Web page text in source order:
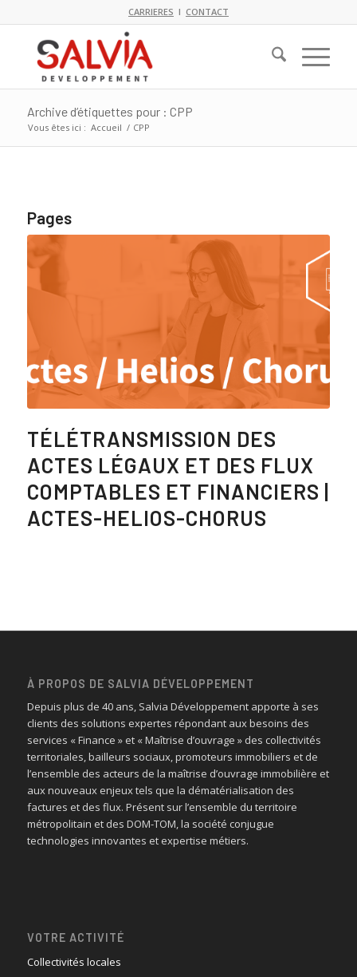
CARRIERES I CONTACT
Archive d’étiquettes pour : CPP
Vous êtes ici : Accueil / CPP
Pages
TÉLÉTRANSMISSION DES
ACTES LÉGAUX ET DES FLUX
COMPTABLES ET FINANCIERS |
ACTES-HELIOS-CHORUS
À PROPOS DE SALVIA DÉVELOPPEMENT
Depuis plus de 40 ans, Salvia Développement apporte à ses
clients des solutions expertes répondant aux besoins des
services « Finance » et « Maîtrise d’ouvrage » des collectivités
territoriales, bailleurs sociaux, promoteurs immobiliers et de
l’ensemble des acteurs de la maîtrise d’ouvrage immobilière et
aux nouveaux enjeux tels que la dématérialisation des
factures et des flux. Présent sur l’ensemble du territoire
métropolitain et des DOM-TOM, la société conjugue
technologies innovantes et expertise métiers.
VOTRE ACTIVITÉ
Collectivités locales